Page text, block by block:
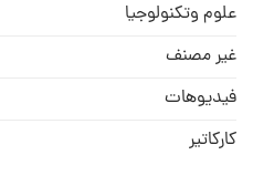
علوم وتكنولوجيا
غير مصنف
فيديوهات
كاركاتير